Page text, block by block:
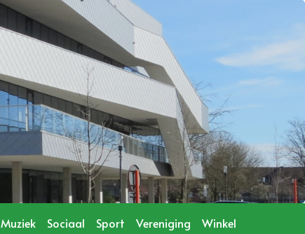
Muziek Sociaal Sport Vereniging
Winkel